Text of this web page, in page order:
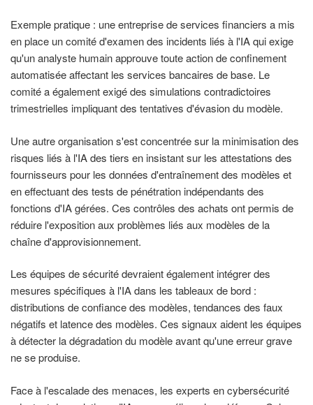
Exemple pratique : une entreprise de services financiers a mis
en place un comité d'examen des incidents liés à l'IA qui exige
qu'un analyste humain approuve toute action de confinement
automatisée affectant les services bancaires de base. Le
comité a également exigé des simulations contradictoires
trimestrielles impliquant des tentatives d'évasion du modèle.
Une autre organisation s'est concentrée sur la minimisation des
risques liés à l'IA des tiers en insistant sur les attestations des
fournisseurs pour les données d'entraînement des modèles et
en effectuant des tests de pénétration indépendants des
fonctions d'IA gérées. Ces contrôles des achats ont permis de
réduire l'exposition aux problèmes liés aux modèles de la
chaîne d'approvisionnement.
Les équipes de sécurité devraient également intégrer des
mesures spécifiques à l'IA dans les tableaux de bord :
distributions de confiance des modèles, tendances des faux
négatifs et latence des modèles. Ces signaux aident les équipes
à détecter la dégradation du modèle avant qu'une erreur grave
ne se produise.
Face à l'escalade des menaces, les experts en cybersécurité